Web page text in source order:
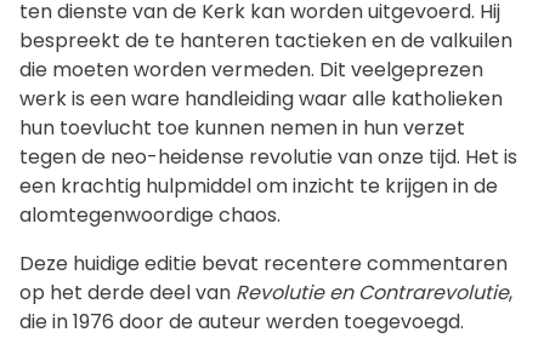
ten dienste van de Kerk kan worden uitgevoerd. Hij
bespreekt de te hanteren tactieken en de valkuilen
die moeten worden vermeden. Dit veelgeprezen
werk is een ware handleiding waar alle katholieken
hun toevlucht toe kunnen nemen in hun verzet
tegen de neo-heidense revolutie van onze tijd. Het is
een krachtig hulpmiddel om inzicht te krijgen in de
alomtegenwoordige chaos.
Deze huidige editie bevat recentere commentaren
op het derde deel van Revolutie en Contrarevolutie,
die in 1976 door de auteur werden toegevoegd.